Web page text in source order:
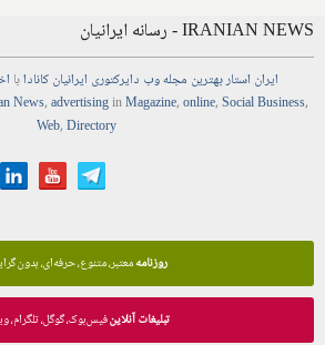
IRANIAN NEWS - رسانه ایرانیان
ایران استاربهترین مجلهوب دایرکتوری ایرانیان کانادابا
News,advertisinginMagazine,online,Social Business,
Web,Directory
روزنامهمعتبر، متنوع، حرفه‌ای، بدون
تبلیغات آنلاینفیس‌بوک، گوگل، تلگرام،